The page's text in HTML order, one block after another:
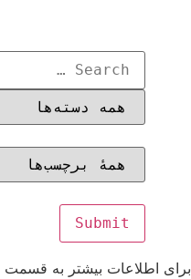
برای اطلاعات بیشتر به قسمت